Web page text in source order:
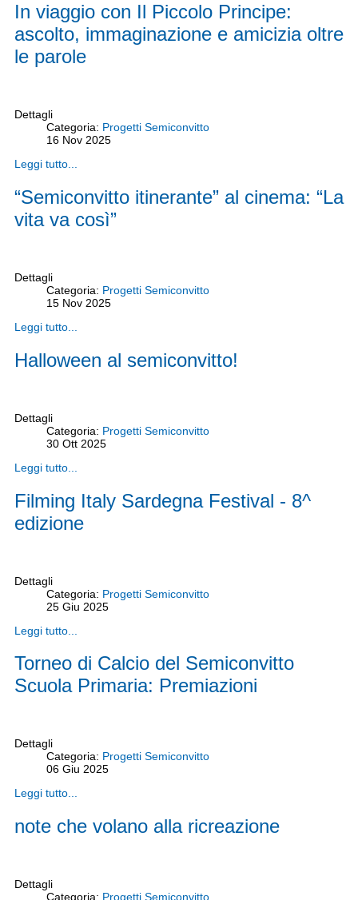
In viaggio con Il Piccolo Principe:
ascolto, immaginazione e amicizia oltre
le parole
Dettagli
Categoria: Progetti Semiconvitto
16 Nov 2025
Leggi tutto...
“Semiconvitto itinerante” al cinema: “La
vita va così”
Dettagli
Categoria: Progetti Semiconvitto
15 Nov 2025
Leggi tutto...
Halloween al semiconvitto!
Dettagli
Categoria: Progetti Semiconvitto
30 Ott 2025
Leggi tutto...
Filming Italy Sardegna Festival - 8^
edizione
Dettagli
Categoria: Progetti Semiconvitto
25 Giu 2025
Leggi tutto...
Torneo di Calcio del Semiconvitto
Scuola Primaria: Premiazioni
Dettagli
Categoria: Progetti Semiconvitto
06 Giu 2025
Leggi tutto...
note che volano alla ricreazione
Dettagli
Categoria: Progetti Semiconvitto